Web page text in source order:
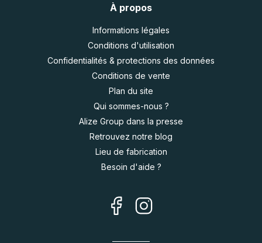
À propos
Informations légales
Conditions d'utilisation
Confidentialités & protections des données
Conditions de vente
Plan du site
Qui sommes-nous ?
Alize Group dans la presse
Retrouvez notre blog
Lieu de fabrication
Besoin d'aide ?